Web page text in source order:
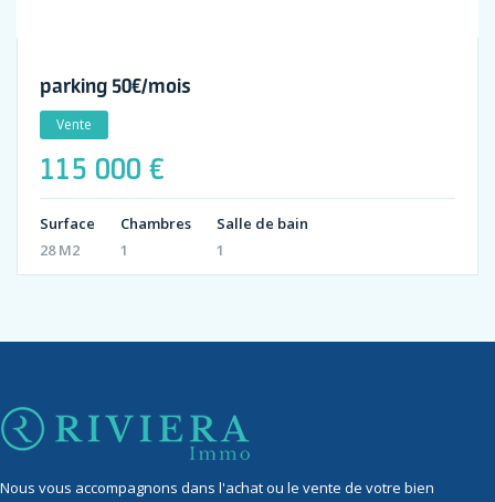
parking 50€/mois
Vente
115 000 €
Surface
28 M2
Chambres
1
Salle de bain
1
Nous vous accompagnons dans l'achat ou le vente de votre bien